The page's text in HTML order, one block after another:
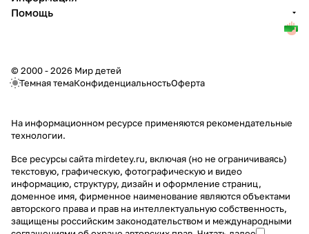
Помощь
© 2000 - 2026 Мир детей
Темная темаКонфиденциальностьОферта
На информационном ресурсе применяются рекомендательные
технологии.
Все ресурсы сайта mirdetey.ru, включая (но не ограничиваясь)
текстовую, графическую, фотографическую и видео
информацию, структуру, дизайн и оформление страниц,
доменное имя, фирменное наименование являются объектами
авторского права и прав на интеллектуальную собственность,
защищены российским законодательством и международными